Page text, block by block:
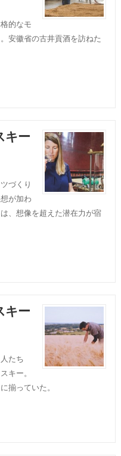
的なモ
安徽省の古井貢酒を訪ねた
キー
づくり
が加わ
、想像を超えた潜在力が宿
キー
たち
キー。
揃っていた。